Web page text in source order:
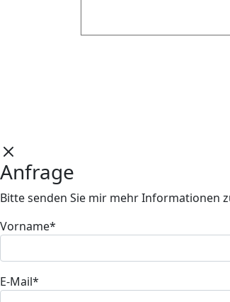
Anfrage
Bitte senden Sie mir mehr Informationen
Vorname*
E-Mail*